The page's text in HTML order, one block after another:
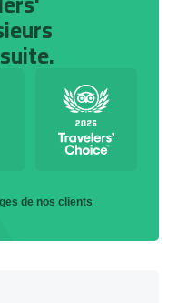
de nos clients